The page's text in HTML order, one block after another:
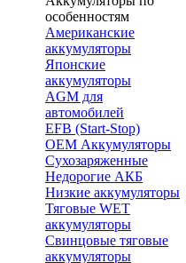
особенностям
Американские
аккумуляторы
Японские
аккумуляторы
AGM для
автомобилей
EFB (Start-Stop)
OEM Аккумуляторы
Сухозаряженные
Недорогие АКБ
Низкие аккумуляторы
Тяговые WET
аккумуляторы
Свинцовые тяговые
аккумуляторы